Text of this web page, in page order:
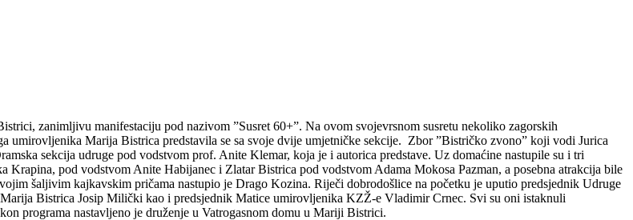
zanimljivu manifestaciju pod nazivom ”Susret 60+”. Na ovom svojevrsnom susretu nekoliko zagorskih
umirovljenika Marija Bistrica predstavila se sa svoje dvije umjetničke sekcije. Zbor ”Bistričko zvono” koji vodi Jurica
sekcija udruge pod vodstvom prof. Anite Klemar, koja je i autorica predstave. Uz domaćine nastupile su i tri
pod vodstvom Anite Habijanec i Zlatar Bistrica pod vodstvom Adama Mokosa Pazman, a posebna atrakcija bile
šaljivim kajkavskim pričama nastupio je Drago Kozina. Riječi dobrodošlice na početku je uputio predsjednik Udruge
Bistrica Josip Milički kao i predsjednik Matice umirovljenika KZŽ-e Vladimir Crnec. Svi su oni istaknuli
programa nastavljeno je druženje u Vatrogasnom domu u Mariji Bistrici.